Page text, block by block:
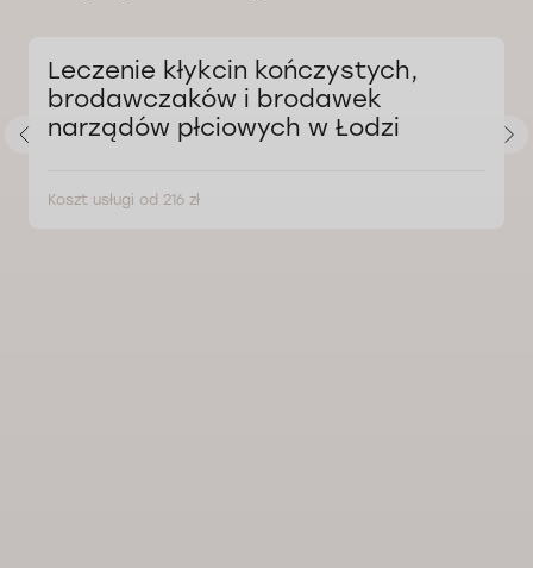
Leczenie kłykcin kończystych,
brodawczaków i brodawek
narządów płciowych w Łodzi
Koszt usługi od 216 zł